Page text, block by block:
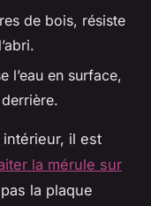
de bois, résiste
l’eau en surface,
il est
la mérule sur
la plaque